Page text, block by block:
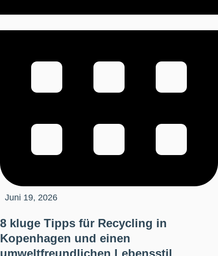
Juni 19, 2026
8 kluge Tipps für Recycling in
Kopenhagen und einen